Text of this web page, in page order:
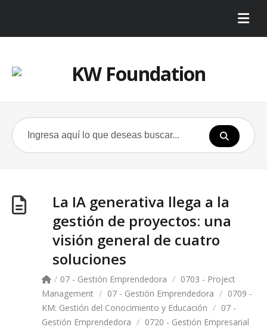
La IA generativa llega a la
gestión de proyectos: una
visión general de cuatro
soluciones
/ 07 - Gestión Emprendedora / 0703 - Project
Management / 07 - Gestión Emprendedora / 0709 -
KM: Gestión del Conocimiento y Educación / 07 -
Gestión Emprendedora / 0720 - Gestión Empresarial